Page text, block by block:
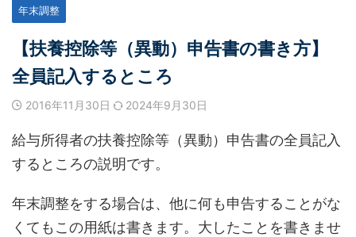
年末調整
【扶養控除等（異動）申告書の書き方】
全員記入するところ
2016年11月30日 2024年9月30日
給与所得者の扶養控除等（異動）申告書の全員記入
するところの説明です。
年末調整をする場合は、他に何も申告することがな
くてもこの用紙は書きます。大したことを書きませ